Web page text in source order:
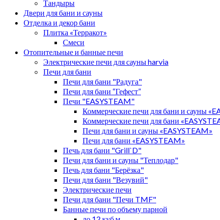
Тандыры
Двери для бани и сауны
Отделка и декор бани
Плитка «Терракот»
Смеси
Отопительные и банные печи
Электрические печи для сауны harvia
Печи для бани
Печи для бани "Радуга"
Печи для бани “Гефест”
Печи "EASYSTEAM"
Коммерческие печи для бани и сауны
Коммерческие печи для бани
Печи для бани и сауны «EASYSTEAM»
Печи для бани «EASYSTEAM»
Печь для бани "Grill`D"
Печи для бани и сауны "Теплодар"
Печь для бани "Берёзка"
Печи для бани "Везувий"
Электрические печи
Печи для бани "Печи TMF"
Банные печи по объему парной